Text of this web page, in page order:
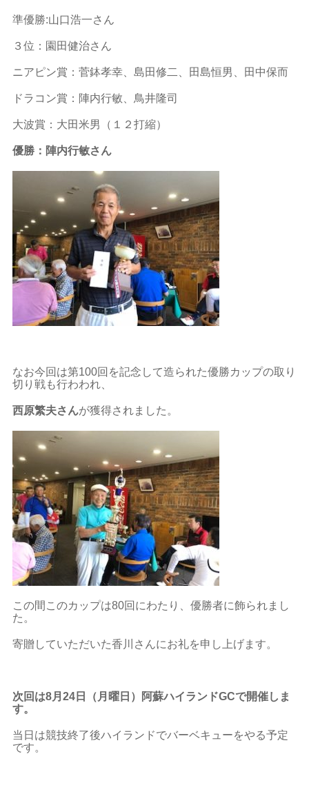
準優勝:山口浩一さん
３位：園田健治さん
ニアピン賞：菅鉢孝幸、島田修二、田島恒男、田中保而
ドラコン賞：陣内行敏、鳥井隆司
大波賞：大田米男（１２打縮）
優勝：陣内行敏さん
なお今回は第100回を記念して造られた優勝カップの取り
切り戦も行わわれ、
西原繁夫さんが獲得されました。
この間このカップは80回にわたり、優勝者に飾られまし
た。
寄贈していただいた香川さんにお礼を申し上げます。
次回は8月24日（月曜日）阿蘇ハイランドGCで開催しま
す。
当日は競技終了後ハイランドでバーベキューをやる予定
です。